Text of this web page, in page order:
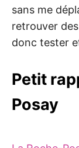
sans me
retrouver
donc tester
Petit
Posay